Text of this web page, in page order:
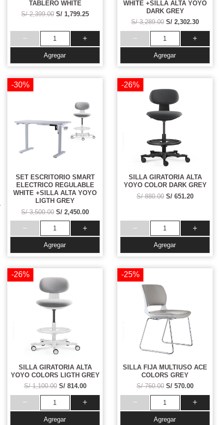
TABLERO WHITE
S/ 2,399.00 S/ 1,799.25
Agregar
WHITE +SILLA ALTA YOYO
DARK GREY
S/ 3,289.00 S/ 2,302.30
Agregar
-30%
SET ESCRITORIO SMART
ELECTRICO REGULABLE
WHITE +SILLA ALTA YOYO
LIGTH GREY
S/ 3,500.00 S/ 2,450.00
Agregar
-26%
SILLA GIRATORIA ALTA
YOYO COLOR DARK GREY
S/ 880.00 S/ 651.20
Agregar
-26%
SILLA GIRATORIA ALTA
YOYO COLORS LIGTH GREY
S/ 1,100.00 S/ 814.00
Agregar
-25%
SILLA FIJA MULTIUSO ACE
COLORS GREY
S/ 760.00 S/ 570.00
Agregar